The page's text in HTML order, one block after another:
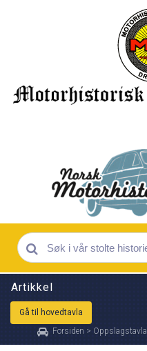
Artikkel
Gå til hovedtavla
Forsiden > Oppslagstavla